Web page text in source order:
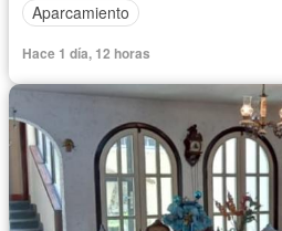
Aparcamiento
Hace 1 día, 12 horas